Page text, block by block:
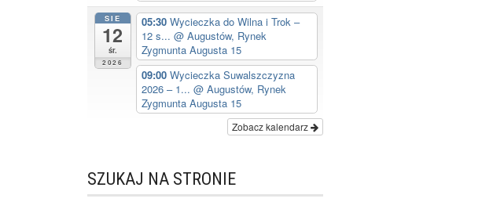
SIE
12
śr.
2026
05:30 Wycieczka do Wilna i Trok –
12 s... @ Augustów, Rynek
Zygmunta Augusta 15
09:00 Wycieczka Suwalszczyzna
2026 – 1... @ Augustów, Rynek
Zygmunta Augusta 15
Zobacz kalendarz
SZUKAJ NA STRONIE